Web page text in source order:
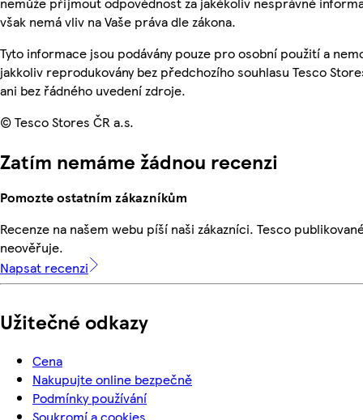
však nemá vliv na Vaše práva dle zákona.
Tyto informace jsou podávány pouze pro osobní použití a
jakkoliv reprodukovány bez předchozího souhlasu Tesco
ani bez řádného uvedení zdroje.
© Tesco Stores ČR a.s.
Zatím nemáme žádnou recenzi
Pomozte ostatním zákazníkům
Recenze na našem webu píší naši zákazníci. Tesco
neověřuje.
Napsat recenzi
Užitečné odkazy
Cena
Nakupujte online bezpečně
Podmínky používání